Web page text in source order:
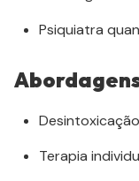
Psiquiatra
Terapia